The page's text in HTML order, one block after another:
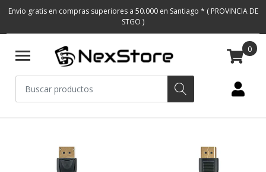
Envio gratis en compras superiores a 50.000 en Santiago * ( PROVINCIA DE
STGO )
0